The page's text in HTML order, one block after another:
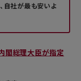
自社が最も安いよ
閣総理大臣が指定